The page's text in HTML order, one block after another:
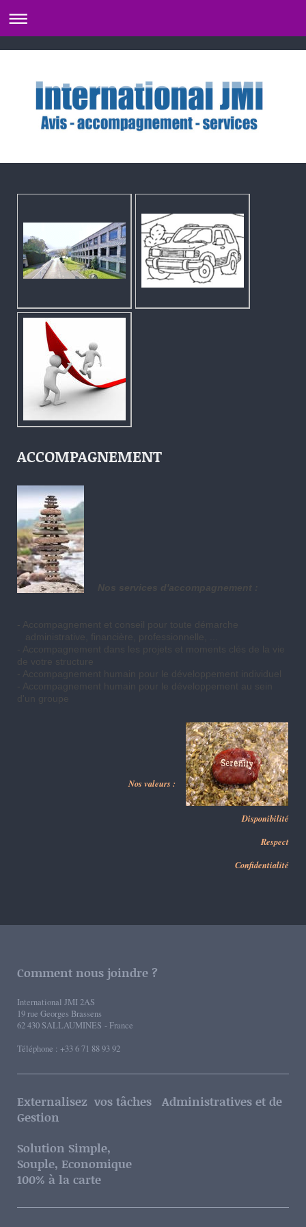
ACCOMPAGNEMENT
Nos services d'accompagnement :
- Accompagnement et conseil pour toute démarche
administrative, financière, professionnelle, ...
- Accompagnement dans les projets et moments clés de la vie
de votre structure
- Accompagnement humain pour le développement individuel
- Accompagnement humain pour le développement au sein
d'un groupe
Nos valeurs :
Disponibilité
Respect
Confidentialité
Comment nous joindre ?
International JMI 2AS
19 rue Georges Brassens
62 430 SALLAUMINES - France
Téléphone : +33 6 71 88 93 92
Externalisez vos tâches Administratives et de
Gestion
Solution Simple,
Souple, Economique
100% à la carte